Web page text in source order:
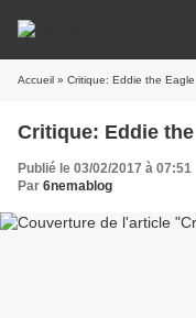
Accueil » Critique: Eddie the Eagle
Critique: Eddie
Publié le 03/02/2017 à 07:51
Par 6nemablog